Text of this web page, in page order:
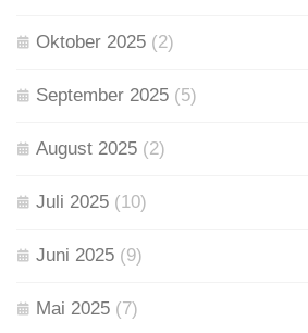
Oktober 2025 (2)
September 2025 (5)
August 2025 (2)
Juli 2025 (10)
Juni 2025 (9)
Mai 2025 (7)